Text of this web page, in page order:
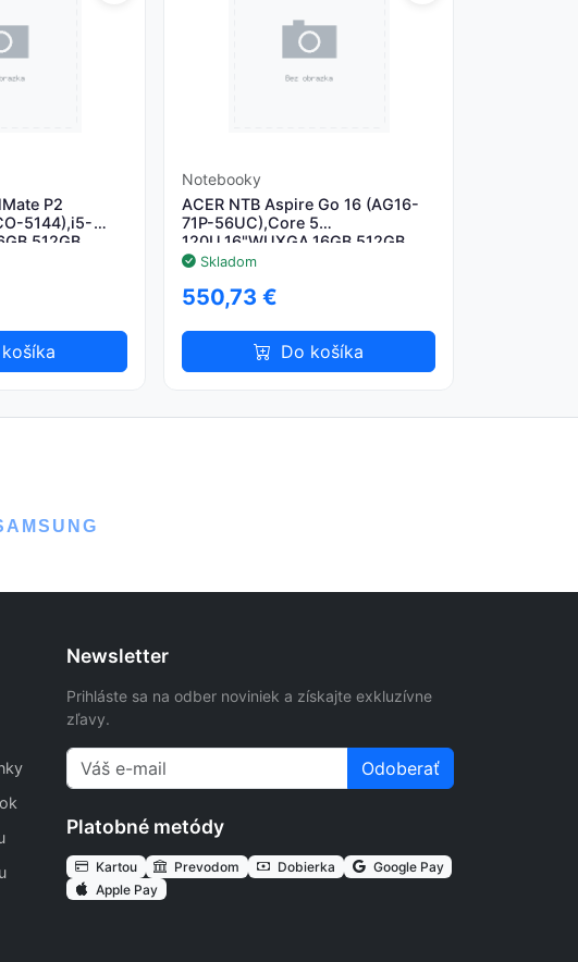
P2
5144),i5-
Notebooky
ACER NTB Aspire Go 16 (AG16-
71P-56UC),Core 5
120U,16"WUXGA,16GB,512GB
SSD,Intel,Linux,Silver
Skladom
550,73 €
Do košíka
Newsletter
Prihláste sa na odber noviniek a získajte exkluzívne
zľavy.
Odoberať
Platobné metódy
Kartou Prevodom Dobierka
Google Pay
Apple Pay